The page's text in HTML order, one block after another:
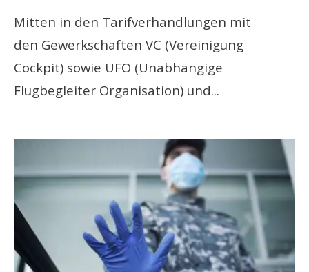
Mitten in den Tarifverhandlungen mit
den Gewerkschaften VC (Vereinigung
Cockpit) sowie UFO (Unabhängige
Flugbegleiter Organisation) und...